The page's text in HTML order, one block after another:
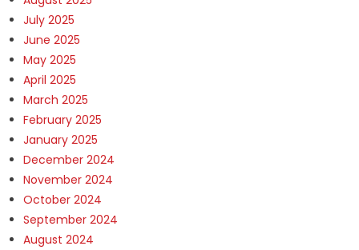
July 2025
June 2025
May 2025
April 2025
March 2025
February 2025
January 2025
December 2024
November 2024
October 2024
September 2024
August 2024